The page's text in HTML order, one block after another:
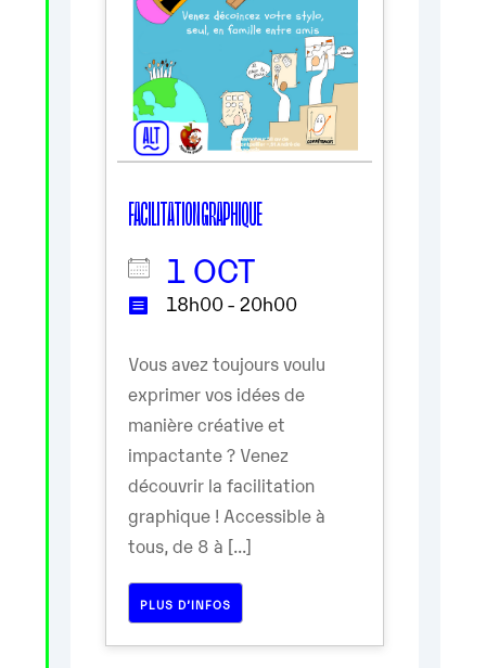
FACILITATION GRAPHIQUE
1 OCT
18h00 - 20h00
Vous avez toujours voulu
exprimer vos idées de
manière créative et
impactante ? Venez
découvrir la facilitation
graphique ! Accessible à
tous, de 8 à [...]
PLUS D’INFOS